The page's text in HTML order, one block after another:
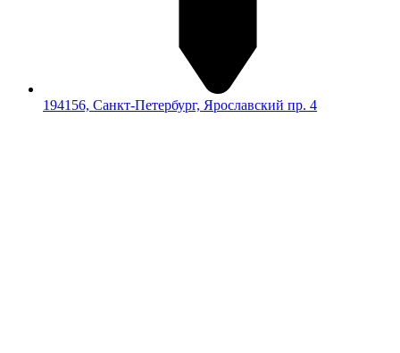
194156, Санкт-Петербург, Ярославский пр. 4